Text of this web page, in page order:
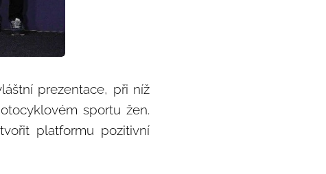
prezentace, při níž
sportu žen.
platformu pozitivní